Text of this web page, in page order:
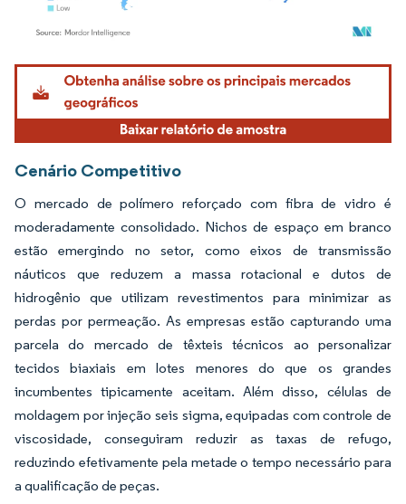
Imagem © Mordor Intelligence. O reuso requer atribuição conforme CC BY 4.0.
Cenário Competitivo
O mercado de polímero reforçado com fibra de vidro é
moderadamente consolidado. Nichos de espaço em branco
estão emergindo no setor, como eixos de transmissão
náuticos que reduzem a massa rotacional e dutos de
hidrogênio que utilizam revestimentos para minimizar as
perdas por permeação. As empresas estão capturando uma
parcela do mercado de têxteis técnicos ao personalizar
tecidos biaxiais em lotes menores do que os grandes
incumbentes tipicamente aceitam. Além disso, células de
moldagem por injeção seis sigma, equipadas com controle de
viscosidade, conseguiram reduzir as taxas de refugo,
reduzindo efetivamente pela metade o tempo necessário para
a qualificação de peças.